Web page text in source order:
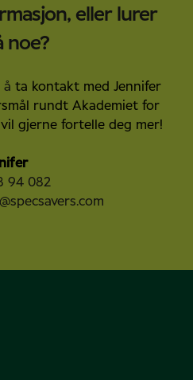
eller lurer
noe?
å ta kontakt med Jennifer
rundt Akademiet for
gjerne fortelle deg mer!
94 082